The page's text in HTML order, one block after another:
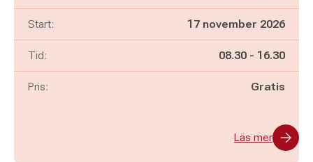
Start: 17 november 2026
Tid: Pågår mellan
08.30 - och
16.30
Pris: Gratis
Läs mer